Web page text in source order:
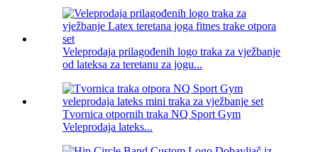
Veleprodaja prilagođenih logo traka za vježbanje
od lateksa za teretanu za jogu...
Tvornica otpornih traka NQ Sport Gym
Veleprodaja lateks...